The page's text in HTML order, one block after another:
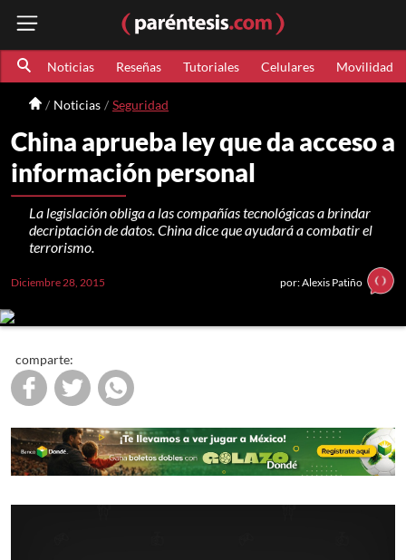
Noticias Reseñas Tutoriales Celulares Movilidad
Noticias Seguridad
China aprueba ley que da acceso a
información personal
La legislación obliga a las compañías tecnológicas a brindar
decriptación de datos. China dice que ayudará a combatir el
terrorismo.
Diciembre 28, 2015 por: Alexis Patiño
comparte: